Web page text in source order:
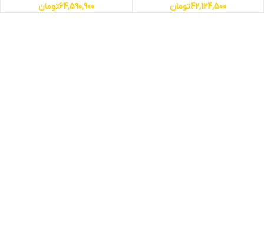
42,124,500تومان
64,590,900تومان